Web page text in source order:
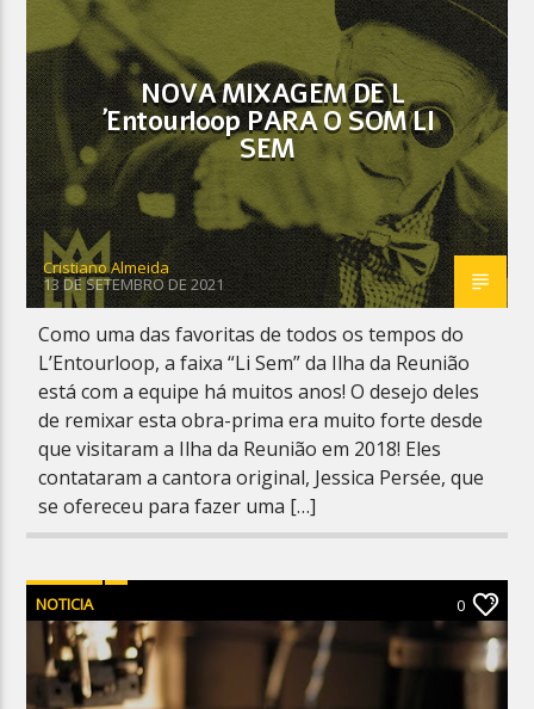
NOVA MIXAGEM DE L
´Entourloop PARA O SOM LI
SEM
Cristiano Almeida
13 DE SETEMBRO DE 2021
Como uma das favoritas de todos os tempos do
L’Entourloop, a faixa “Li Sem” da Ilha da Reunião
está com a equipe há muitos anos! O desejo deles
de remixar esta obra-prima era muito forte desde
que visitaram a Ilha da Reunião em 2018! Eles
contataram a cantora original, Jessica Persée, que
se ofereceu para fazer uma […]
NOTICIA 0